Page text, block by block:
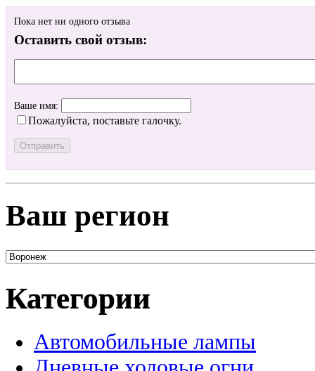
Пока нет ни одного отзыва
Оставить свой отзыв:
Ваше имя:
Пожалуйста, поставьте галочку.
Ваш регион
Категории
Автомобильные лампы